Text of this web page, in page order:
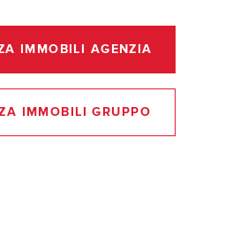
IMMOBILI AGENZIA
IMMOBILI GRUPPO